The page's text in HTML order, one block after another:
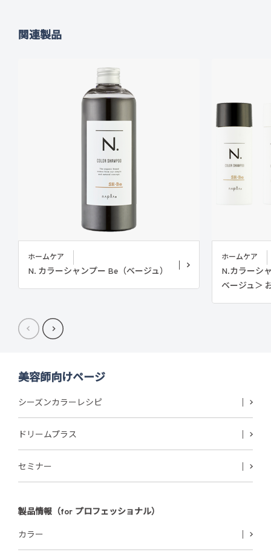
関連製品
ホームケア
N. カラーシャンプー Be（ベージュ）
ホームケア
N.カラーシ
ベージュ＞
美容師向けページ
シーズンカラーレシピ
ドリームプラス
セミナー
製品情報（for プロフェッショナル）
カラー